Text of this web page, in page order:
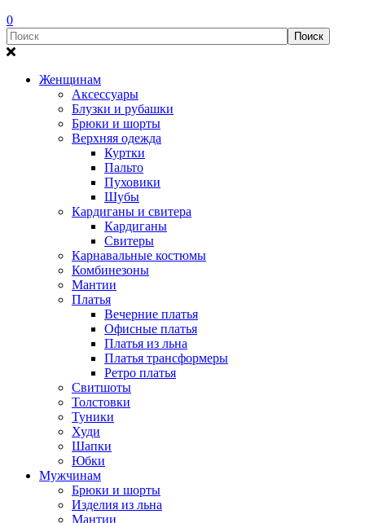
0
Женщинам
Аксессуары
Блузки и рубашки
Брюки и шорты
Верхняя одежда
Куртки
Пальто
Пуховики
Шубы
Кардиганы и свитера
Кардиганы
Свитеры
Карнавальные костюмы
Комбинезоны
Мантии
Платья
Вечерние платья
Офисные платья
Платья из льна
Платья трансформеры
Ретро платья
Свитшоты
Толстовки
Туники
Худи
Шапки
Юбки
Мужчинам
Брюки и шорты
Изделия из льна
Мантии